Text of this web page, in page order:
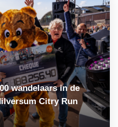
wandelaars in de
Citry Run